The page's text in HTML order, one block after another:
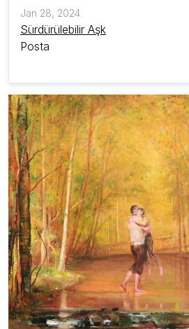
Jan 28, 2024
Sürdürülebilir Aşk
Posta